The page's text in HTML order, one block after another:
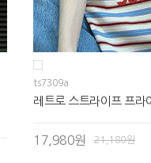
ts7309a
레트로 스트라이프 프라
17,980원 21,180원